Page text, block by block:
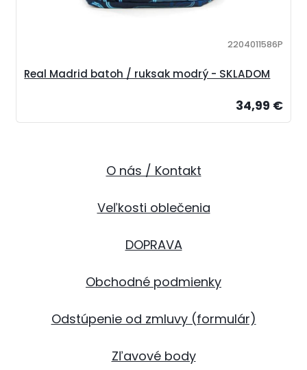
Real Madrid batoh / ruksak modrý - SKLADOM
2204011586P
34,99 €
O nás / Kontakt
Veľkosti oblečenia
DOPRAVA
Obchodné podmienky
Odstúpenie od zmluvy (formulár)
Zľavové body